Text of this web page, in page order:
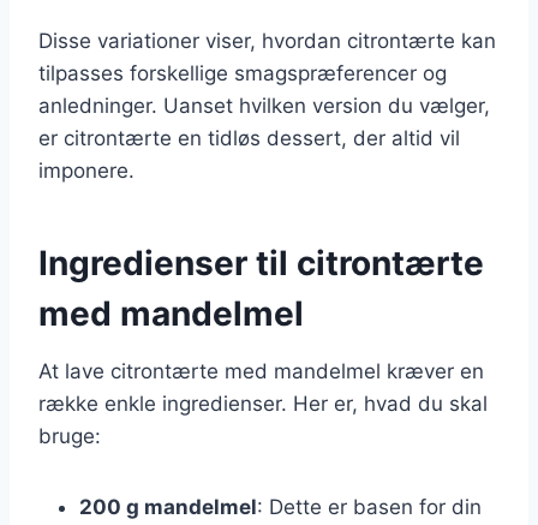
Disse variationer viser, hvordan citrontærte kan
tilpasses forskellige smagspræferencer og
anledninger. Uanset hvilken version du vælger,
er citrontærte en tidløs dessert, der altid vil
imponere.
Ingredienser til citrontærte
med mandelmel
At lave citrontærte med mandelmel kræver en
række enkle ingredienser. Her er, hvad du skal
bruge:
200 g mandelmel: Dette er basen for din